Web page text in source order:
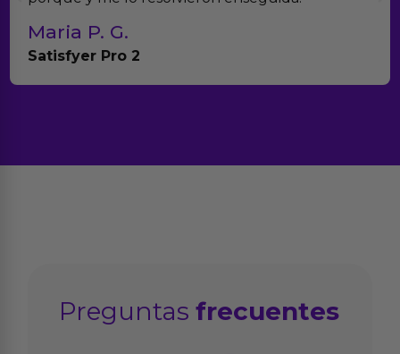
Maria P. G.
Satisfyer Pro 2
Preguntasfrecuentes